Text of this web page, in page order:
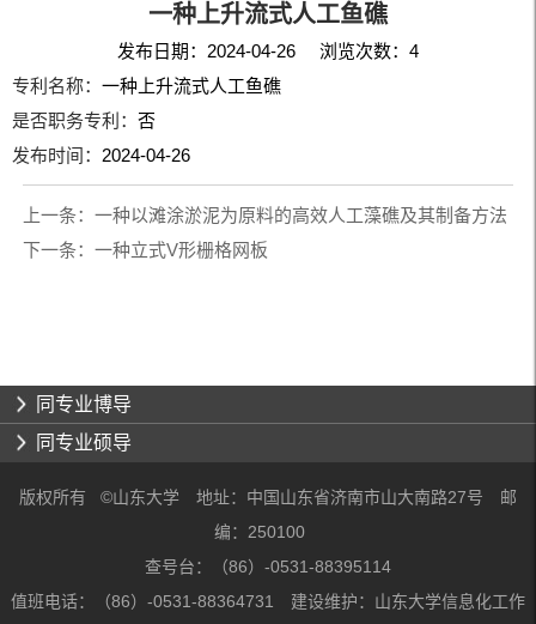
一种上升流式人工鱼礁
发布日期：2024-04-26 浏览次数： 4
专利名称：一种上升流式人工鱼礁
是否职务专利：否
发布时间： 2024-04-26
上一条： 一种以滩涂淤泥为原料的高效人工藻礁及其制备方法
下一条： 一种立式V形栅格网板
同专业博导
同专业硕导
版权所有 ©山东大学 地址：中国山东省济南市山大南路27号 邮
编：250100
查号台：（86）-0531-88395114
值班电话：（86）-0531-88364731 建设维护：山东大学信息化工作